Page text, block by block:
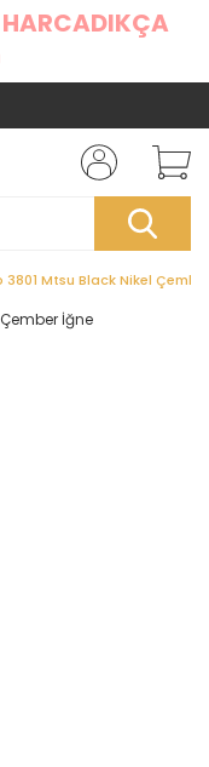
HARCADIKÇA
3801 Mtsu Black Nikel